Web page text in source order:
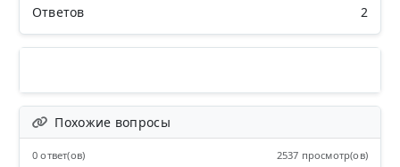
Ответов
2
Похожие вопросы
0 ответ(ов) 2537 просмотр(ов)